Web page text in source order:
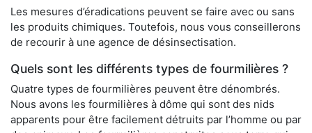
Les mesures d’éradications peuvent se faire avec ou sans
les produits chimiques. Toutefois, nous vous conseillerons
de recourir à une agence de désinsectisation.
Quels sont les différents types de fourmilières ?
Quatre types de fourmilières peuvent être dénombrés.
Nous avons les fourmilières à dôme qui sont des nids
apparents pour être facilement détruits par l’homme ou par